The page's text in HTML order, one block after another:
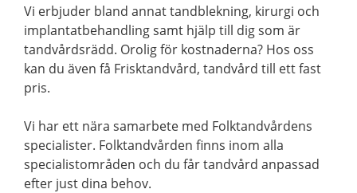
Vi erbjuder bland annat tandblekning, kirurgi och
implantatbehandling samt hjälp till dig som är
tandvårdsrädd. Orolig för kostnaderna? Hos oss
kan du även få Frisktandvård, tandvård till ett fast
pris.
Vi har ett nära samarbete med Folktandvårdens
specialister. Folktandvården finns inom alla
specialistområden och du får tandvård anpassad
efter just dina behov.